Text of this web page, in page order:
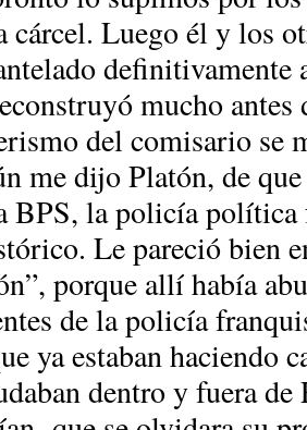
cárcel. Luego él y los
mucho
del comisario se
me dijo Platón, de
BPS, la policía política
Le pareció bien
porque allí había
de la policía
ya estaban haciendo
dentro y fuera de